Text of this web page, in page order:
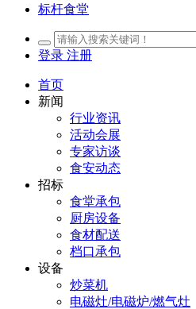
标杆食堂
登录 注册
首页
新闻
行业资讯
活动会展
专家访谈
食安动态
招标
食堂承包
厨房设备
食材配送
档口承包
设备
炒菜机
电磁灶/电磁炉/燃气灶